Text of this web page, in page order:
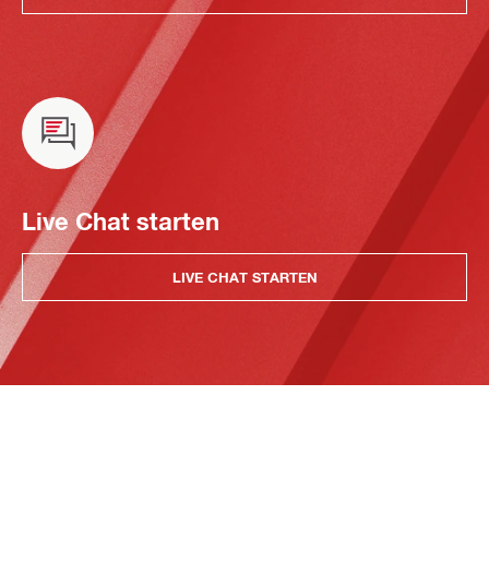
Live Chat starten
LIVE CHAT STARTEN